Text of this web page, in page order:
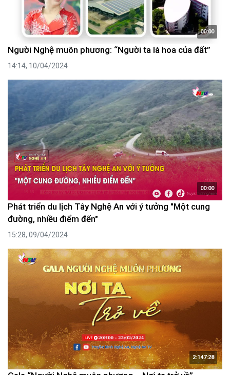
00:00
Người Nghệ muôn phương: “Người ta là hoa của đất”
14:14, 10/04/2024
00:00
Phát triển du lịch Tây Nghệ An với ý tưởng "Một cung
đường, nhiều điểm đến"
15:28, 09/04/2024
2:147:28